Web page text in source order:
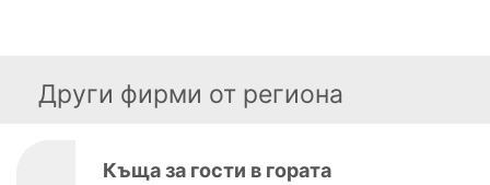
Други фирми от региона
Къща за гости в гората